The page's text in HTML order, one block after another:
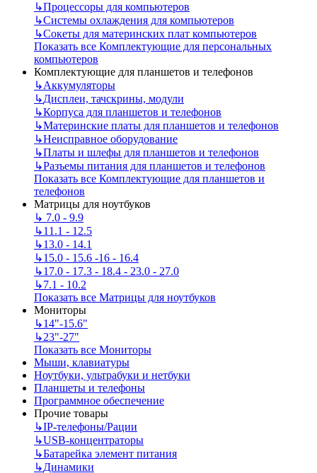
↳Процессоры для компьютеров
↳Системы охлаждения для компьютеров
↳Сокеты для материнских плат компьютеров
Показать все Комплектующие для персональных
компьютеров
Комплектующие для планшетов и телефонов
↳Аккумуляторы
↳Дисплеи, тачскрины, модули
↳Корпуса для планшетов и телефонов
↳Материнские платы для планшетов и телефонов
↳Неисправное оборудование
↳Платы и шлефы для планшетов и телефонов
↳Разъемы питания для планшетов и телефонов
Показать все Комплектующие для планшетов и
телефонов
Матрицы для ноутбуков
↳ 7.0 - 9.9
↳11.1 - 12.5
↳13.0 - 14.1
↳15.0 - 15.6 -16 - 16.4
↳17.0 - 17.3 - 18.4 - 23.0 - 27.0
↳7.1 - 10.2
Показать все Матрицы для ноутбуков
Мониторы
↳14"-15.6"
↳23"-27"
Показать все Мониторы
Мыши, клавиатуры
Ноутбуки, ультрабуки и нетбуки
Планшеты и телефоны
Программное обеспечение
Прочие товары
↳IP‑телефоны/Рации
↳USB-концентраторы
↳Батарейка элемент питания
↳Динамики